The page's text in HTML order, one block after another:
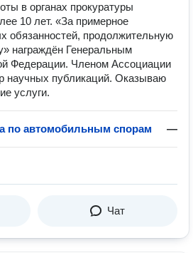
в органах прокуратуры
10 лет. «За примерное
обязанностей, продолжительную
награждён Генеральным
Федерации. Членом Ассоциации
научных публикаций. Оказываю
услуги.
по автомобильным спорам —
Чат